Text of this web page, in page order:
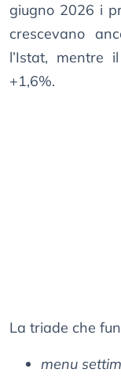
giugno 2026 i
crescevano
l’Istat, mentre
+1,6%.
La triade che
menu